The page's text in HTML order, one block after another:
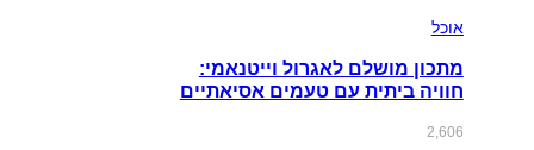
אוכל
מתכון מושלם לאגרול וייטנאמי:
חוויה ביתית עם טעמים אסיאתיים
2,606